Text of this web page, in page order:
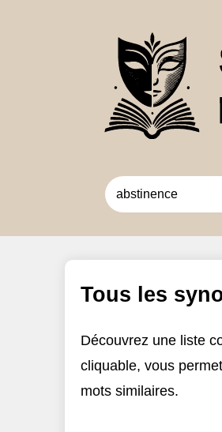
Tous les
Découvrez une liste
cliquable, vous
mots similaires.